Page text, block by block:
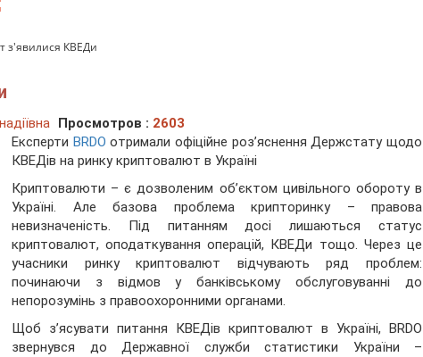
з'явилися КВЕДи
Просмотров : 2603
Експерти BRDOотримали офіційне роз’яснення Держстату щодо
КВЕДів на ринку криптовалют в Україні
Криптовалюти – є дозволеним об’єктом цивільного обороту в
Україні. Але базова проблема крипторинку – правова
невизначеність. Під питанням досі лишаються статус
криптовалют, оподаткування операцій, КВЕДи тощо. Через це
учасники ринку криптовалют відчувають ряд проблем:
починаючи з відмов у банківському обслуговуванні до
непорозумінь з правоохоронними органами.
Щоб з’ясувати питання КВЕДів криптовалют в Україні, BRDO
звернувся до Державної служби статистики України –